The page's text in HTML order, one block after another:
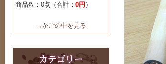
商品数：0点（合計： 0円 ）
→かごの中を見る